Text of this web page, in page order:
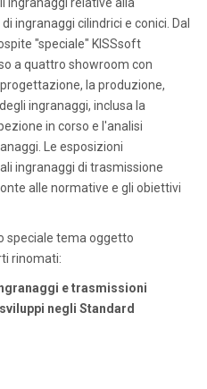
ingranaggi relative alla
ingranaggi cilindrici e conici. Dal
"speciale" KISSsoft
a quattro showroom con
la produzione,
ingranaggi, inclusa la
in corso e l'analisi
Le esposizioni
ingranaggi di trasmissione
alle normative e gli obiettivi
speciale tema oggetto
rinomati:
e trasmissioni
negli Standard